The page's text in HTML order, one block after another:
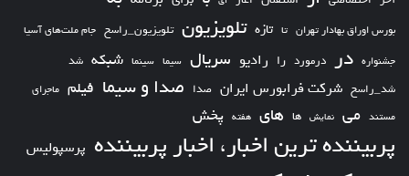
بورس اوراق بهادار تهران تا تازه تلویزیون تلویزیون_راسخ جام ملت‌های آسیا
جشنواره در درمورد را رادیو سریال سیما سینما شبکه شد
شد_راسخ شرکت فرابورس ایران صدا صدا و سیما فیلم ماجرای
مستند می نمایش ها های هفته پخش
پربیننده ترین اخبار، اخبار پربیننده پرسپولیس